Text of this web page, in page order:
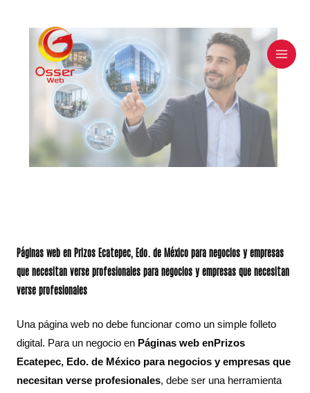
Páginas web en Prizos Ecatepec , Edo. de México para negocios y empresas
que necesitan verse profesionales para negocios y empresas que necesitan
verse profesionales
Una página web no debe funcionar como un simple folleto
digital. Para un negocio en Páginas web enPrizos
Ecatepec, Edo. de México para negocios y empresas que
necesitan verse profesionales, debe ser una herramienta